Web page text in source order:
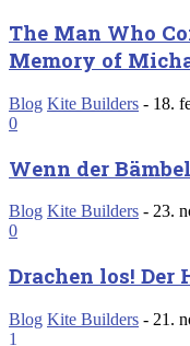
The Man Who
Memory of
Blog Kite Builders - 18.
0
Wenn der
Blog Kite Builders - 23.
0
Drachen los! Der
Blog Kite Builders - 21.
1